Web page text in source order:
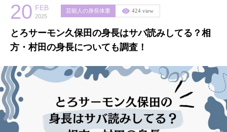
20 FEB
2025
芸能人の身長体重 424 view
とろサーモン久保田の身長はサバ読みしてる？相
方・村田の身長についても調査！
Privacy Policy
About us
芸能人の身長体重